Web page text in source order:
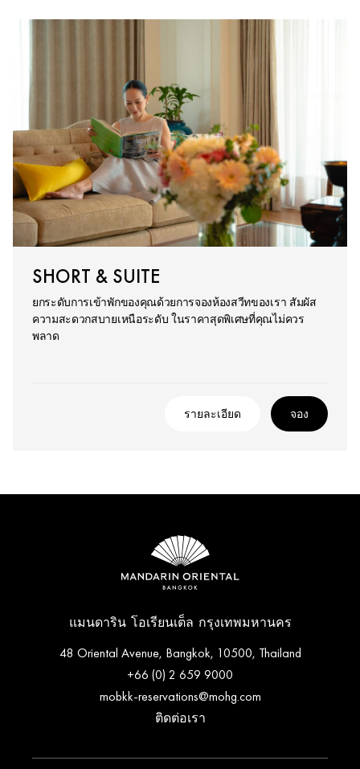
SHORT & SUITE
ยกระดับการเข้าพักของคุณด้วยการจองห้องสวีทของเรา สัมผัส
ความสะดวกสบายเหนือระดับ ในราคาสุดพิเศษที่คุณไม่ควร
พลาด
รายละเอียด จอง
แมนดาริน โอเรียนเต็ล กรุงเทพมหานคร
48 Oriental Avenue, Bangkok, 10500, Thailand
+66 (0) 2 659 9000
mobkk-reservations@mohg.com
ติดต่อเรา